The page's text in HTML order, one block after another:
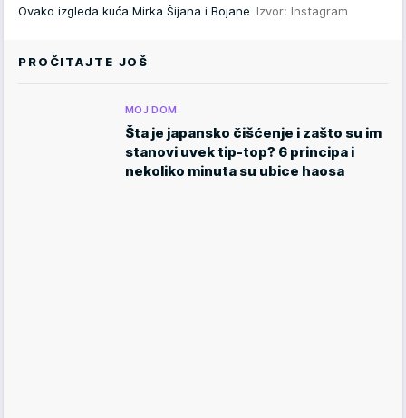
Ovako izgleda kuća Mirka Šijana i Bojane Izvor: Instagram
PROČITAJTE JOŠ
MOJ DOM
Šta je japansko čišćenje i zašto su im
stanovi uvek tip-top? 6 principa i
nekoliko minuta su ubice haosa